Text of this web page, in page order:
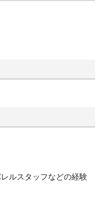
ルスタッフなどの経験